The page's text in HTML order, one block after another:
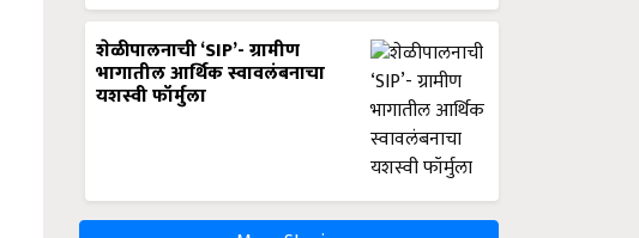
शेळीपालनाची ‘SIP’- ग्रामीण
भागातील आर्थिक स्वावलंबनाचा
यशस्वी फॉर्मुला